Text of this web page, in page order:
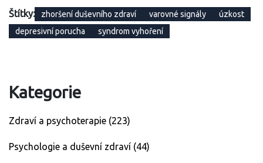
Štítky: zhoršení duševního zdraví varovné signály
úzkost
depresivní porucha
syndrom vyhoření
Kategorie
Zdraví a psychoterapie (223)
Psychologie a duševní zdraví (44)